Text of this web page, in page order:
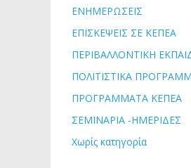
ΕΝΗΜΕΡΩΣΕΙΣ
ΕΠΙΣΚΕΨΕΙΣ ΣΕ ΚΕΠΕΑ
ΠΕΡΙΒΑΛΛΟΝΤΙΚΗ
ΠΟΛΙΤΙΣΤΙΚΑ
ΠΡΟΓΡΑΜΜΑΤΑ ΚΕΠΕΑ
ΣΕΜΙΝΑΡΙΑ -ΗΜΕΡΙΔΕΣ
Χωρίς κατηγορία